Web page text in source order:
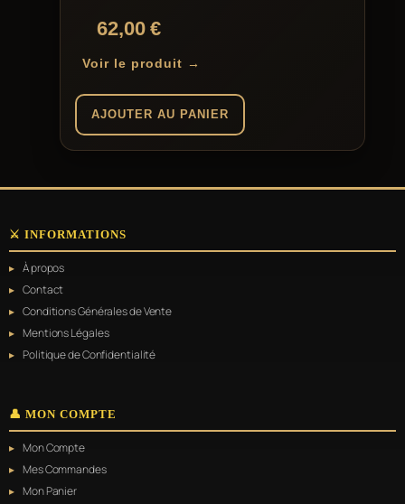
62,00€
Voir le produit →
AJOUTER AU PANIER
⚔️ INFORMATIONS
À propos
Contact
Conditions Générales de Vente
Mentions Légales
Politique de Confidentialité
👤 MON COMPTE
Mon Compte
Mes Commandes
Mon Panier